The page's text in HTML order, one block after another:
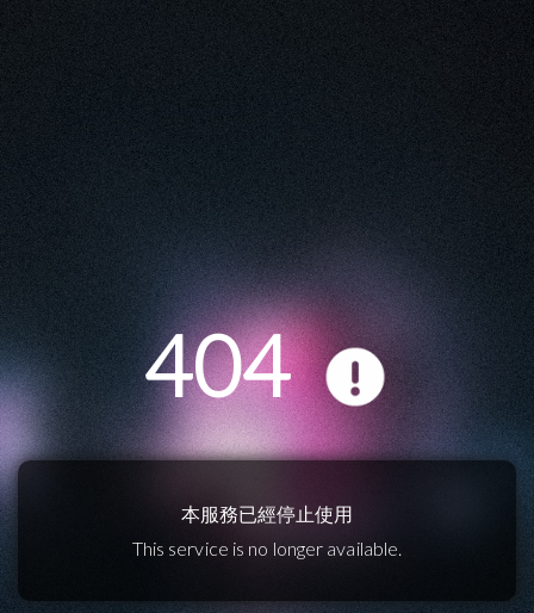
404
本服務已經停止使用
This service is no longer available.